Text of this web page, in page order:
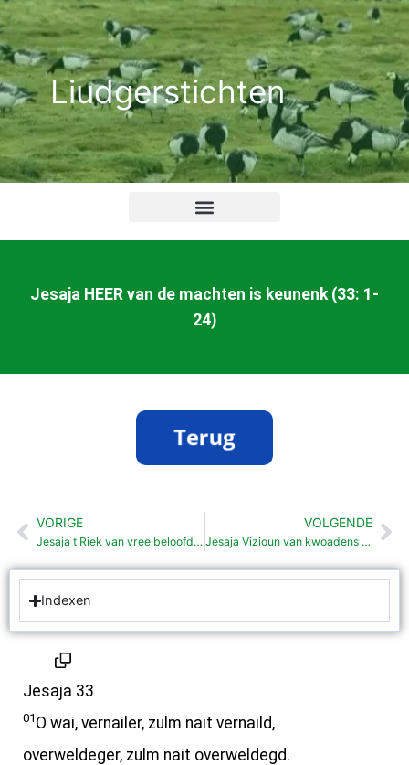
Ga
naar
de
inhoudLiudgerstichten
Jesaja HEER van de machten is keunenk (33: 1-
24)
Vorige
VORIGE
Jesaja t Riek van vree beloofd (32: 1-20)
VOLGENDE
Jesaja Vizioun van kwoadens en verlözzen
Indexen
Jesaja 33
01 O wai, vernailer, zulm nait vernaild,
overweldeger, zulm nait overweldegd.